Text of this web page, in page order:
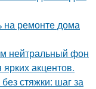
на ремонте дома
нейтральный фон
акцентов.
стяжки: шаг за